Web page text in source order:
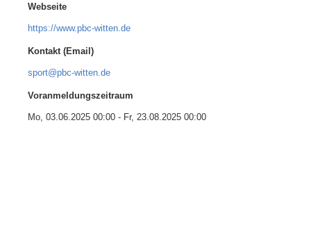
Webseite
https://www.pbc-witten.de
Kontakt (Email)
sport@pbc-witten.de
Voranmeldungszeitraum
Mo, 03.06.2025 00:00 - Fr, 23.08.2025 00:00